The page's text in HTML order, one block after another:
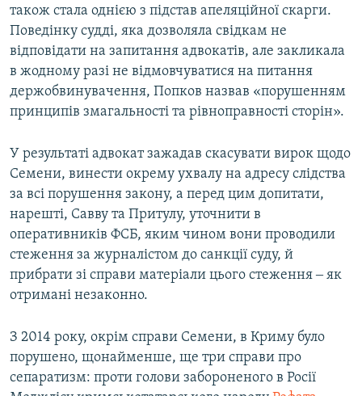
також стала однією з підстав апеляційної скарги.
Поведінку судді, яка дозволяла свідкам не
відповідати на запитання адвокатів, але закликала
в жодному разі не відмовчуватися на питання
держобвинувачення, Попков назвав «порушенням
принципів змагальності та рівноправності сторін».
У результаті адвокат зажадав скасувати вирок щодо
Семени, винести окрему ухвалу на адресу слідства
за всі порушення закону, а перед цим допитати,
нарешті, Савву та Притулу, уточнити в
оперативників ФСБ, яким чином вони проводили
стеження за журналістом до санкції суду, й
прибрати зі справи матеріали цього стеження ‒ як
отримані незаконно.
З 2014 року, окрім справи Семени, в Криму було
порушено, щонайменше, ще три справи про
сепаратизм: проти голови забороненого в Росії